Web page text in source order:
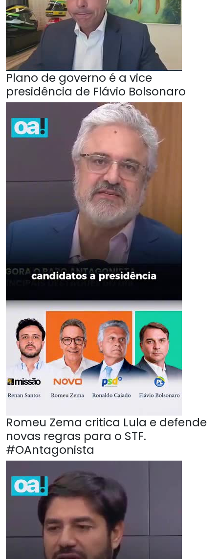
Plano de governo é a vice
presidência de Flávio Bolsonaro
Romeu Zema critica Lula e defende
novas regras para o STF.
#OAntagonista